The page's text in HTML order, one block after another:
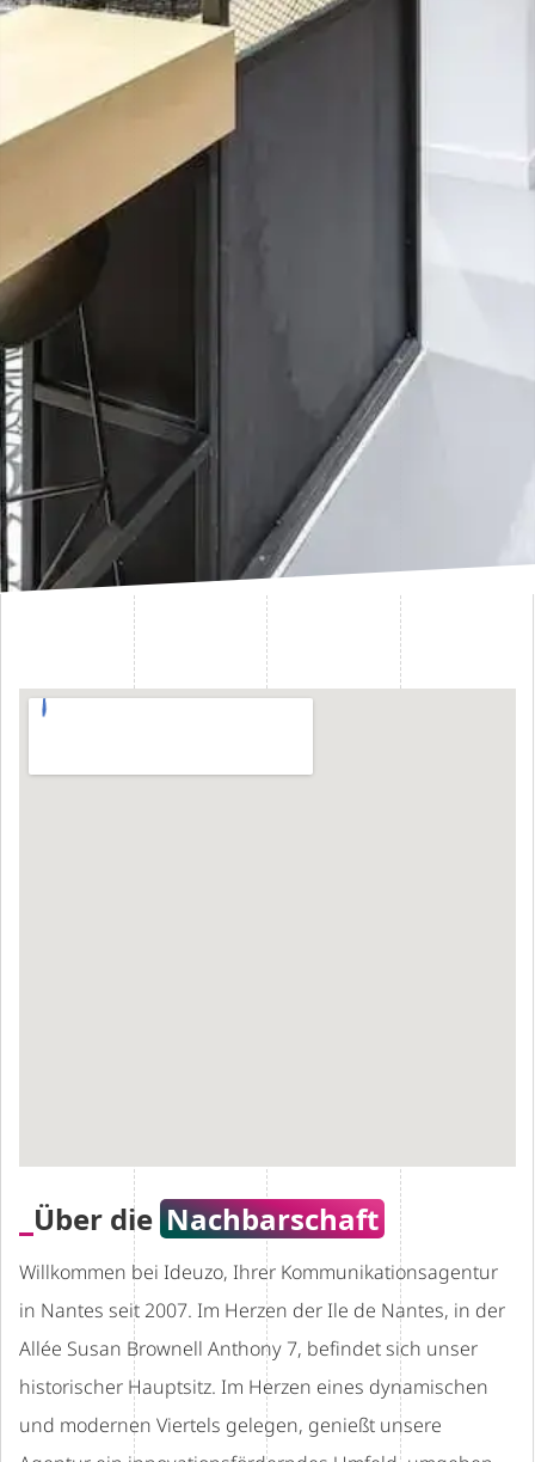
Über die Nachbarschaft
Willkommen bei Ideuzo, Ihrer Kommunikationsagentur
in Nantes seit 2007. Im Herzen der Ile de Nantes, in der
Allée Susan Brownell Anthony 7, befindet sich unser
historischer Hauptsitz. Im Herzen eines dynamischen
und modernen Viertels gelegen, genießt unsere